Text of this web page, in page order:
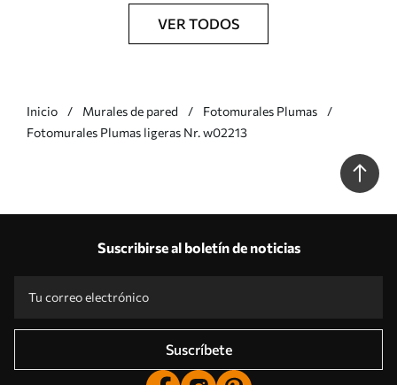
VER TODOS
Inicio Murales de pared
Fotomurales Plumas
Fotomurales Plumas ligeras Nr. w02213
Suscribirse al boletín de noticias
Suscríbete